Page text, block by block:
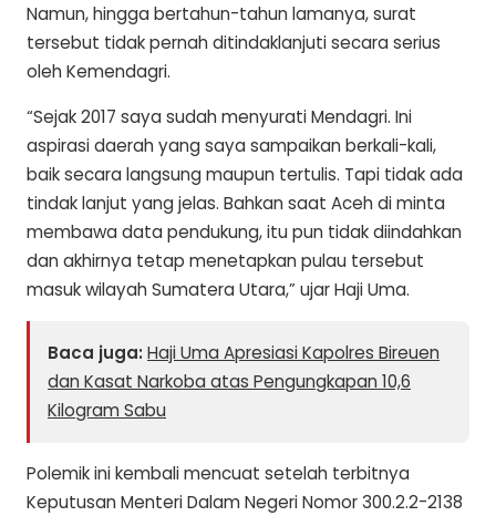
Namun, hingga bertahun-tahun lamanya, surat
tersebut tidak pernah ditindaklanjuti secara serius
oleh Kemendagri.
“Sejak 2017 saya sudah menyurati Mendagri. Ini
aspirasi daerah yang saya sampaikan berkali-kali,
baik secara langsung maupun tertulis. Tapi tidak ada
tindak lanjut yang jelas. Bahkan saat Aceh di minta
membawa data pendukung, itu pun tidak diindahkan
dan akhirnya tetap menetapkan pulau tersebut
masuk wilayah Sumatera Utara,” ujar Haji Uma.
Baca juga:Haji Uma Apresiasi Kapolres Bireuen
dan Kasat Narkoba atas Pengungkapan 10,6
Kilogram Sabu
Polemik ini kembali mencuat setelah terbitnya
Keputusan Menteri Dalam Negeri Nomor 300.2.2-2138